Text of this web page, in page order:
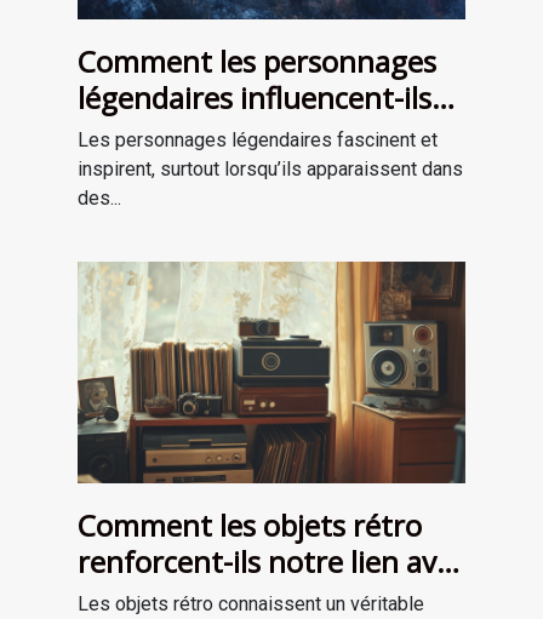
Comment les personnages
légendaires influencent-ils
les récits de survie ?
Les personnages légendaires fascinent et
inspirent, surtout lorsqu’ils apparaissent dans
des...
Comment les objets rétro
renforcent-ils notre lien avec
le passé?
Les objets rétro connaissent un véritable